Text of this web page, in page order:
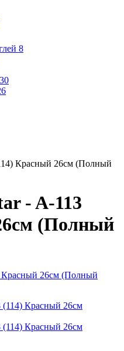
8
30
Красный 26cм (Полный
- A-113
(Полный